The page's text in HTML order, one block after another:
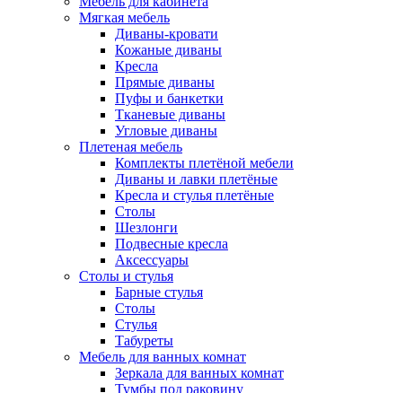
Мягкая мебель
Диваны-кровати
Кожаные диваны
Кресла
Прямые диваны
Пуфы и банкетки
Тканевые диваны
Угловые диваны
Плетеная мебель
Комплекты плетёной мебели
Диваны и лавки плетёные
Кресла и стулья плетёные
Столы
Шезлонги
Подвесные кресла
Аксессуары
Столы и стулья
Барные стулья
Столы
Стулья
Табуреты
Мебель для ванных комнат
Зеркала для ванных комнат
Тумбы под раковину